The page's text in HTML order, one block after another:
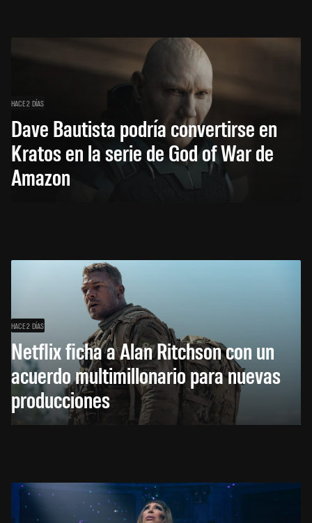
HACE 2 DÍAS
Dave Bautista podría convertirse en
Kratos en la serie de God of War de
Amazon
HACE 2 DÍAS
Netflix ficha a Alan Ritchson con un
acuerdo multimillonario para nuevas
producciones